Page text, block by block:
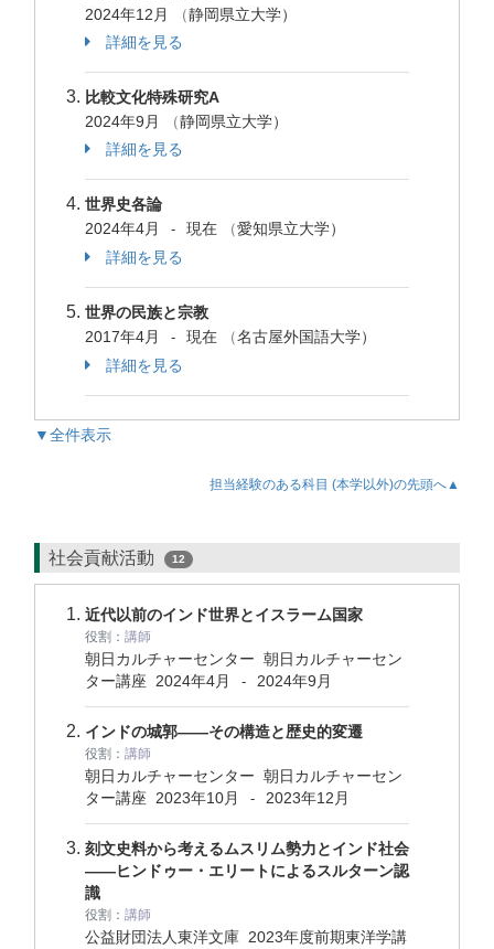
2024年12月
（静岡県立大学）
詳細を見る
比較文化特殊研究A
2024年9月
（静岡県立大学）
詳細を見る
世界史各論
2024年4月
- 現在 （愛知県立大学）
詳細を見る
世界の民族と宗教
2017年4月
- 現在 （名古屋外国語大学）
詳細を見る
▼全件表示
担当経験のある科目 (本学以外)の先頭へ▲
社会貢献活動 12
近代以前のインド世界とイスラーム国家
役割： 講師
朝日カルチャーセンター 朝日カルチャーセン
ター講座 2024年4月 - 2024年9月
インドの城郭——その構造と歴史的変遷
役割： 講師
朝日カルチャーセンター 朝日カルチャーセン
ター講座 2023年10月 - 2023年12月
刻文史料から考えるムスリム勢力とインド社会
——ヒンドゥー・エリートによるスルターン認
識
役割： 講師
公益財団法人東洋文庫 2023年度前期東洋学講